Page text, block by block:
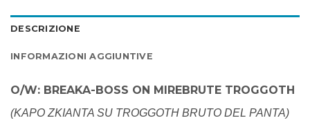
DESCRIZIONE
INFORMAZIONI AGGIUNTIVE
O/W: BREAKA-BOSS ON MIREBRUTE TROGGOTH
(KAPO ZKIANTA SU TROGGOTH BRUTO DEL PANTA)